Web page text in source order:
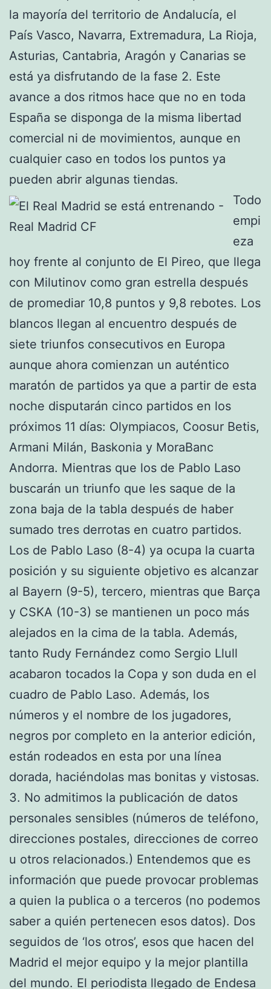
la mayoría del territorio de Andalucía, el
País Vasco, Navarra, Extremadura, La Rioja,
Asturias, Cantabria, Aragón y Canarias se
está ya disfrutando de la fase 2. Este
avance a dos ritmos hace que no en toda
España se disponga de la misma libertad
comercial ni de movimientos, aunque en
cualquier caso en todos los puntos ya
pueden abrir algunas tiendas.
Todo
empi
eza
hoy frente al conjunto de El Pireo, que llega
con Milutinov como gran estrella después
de promediar 10,8 puntos y 9,8 rebotes. Los
blancos llegan al encuentro después de
siete triunfos consecutivos en Europa
aunque ahora comienzan un auténtico
maratón de partidos ya que a partir de esta
noche disputarán cinco partidos en los
próximos 11 días: Olympiacos, Coosur Betis,
Armani Milán, Baskonia y MoraBanc
Andorra. Mientras que los de Pablo Laso
buscarán un triunfo que les saque de la
zona baja de la tabla después de haber
sumado tres derrotas en cuatro partidos.
Los de Pablo Laso (8-4) ya ocupa la cuarta
posición y su siguiente objetivo es alcanzar
al Bayern (9-5), tercero, mientras que Barça
y CSKA (10-3) se mantienen un poco más
alejados en la cima de la tabla. Además,
tanto Rudy Fernández como Sergio Llull
acabaron tocados la Copa y son duda en el
cuadro de Pablo Laso. Además, los
números y el nombre de los jugadores,
negros por completo en la anterior edición,
están rodeados en esta por una línea
dorada, haciéndolas mas bonitas y vistosas.
3. No admitimos la publicación de datos
personales sensibles (números de teléfono,
direcciones postales, direcciones de correo
u otros relacionados.) Entendemos que es
información que puede provocar problemas
a quien la publica o a terceros (no podemos
saber a quién pertenecen esos datos). Dos
seguidos de ‘los otros’, esos que hacen del
Madrid el mejor equipo y la mejor plantilla
del mundo. El periodista llegado de Endesa